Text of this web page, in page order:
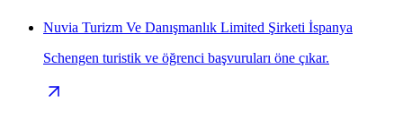
Nuvia Turizm Ve Danışmanlık Limited Şirketi İspanya
Schengen turistik ve öğrenci başvuruları öne çıkar.